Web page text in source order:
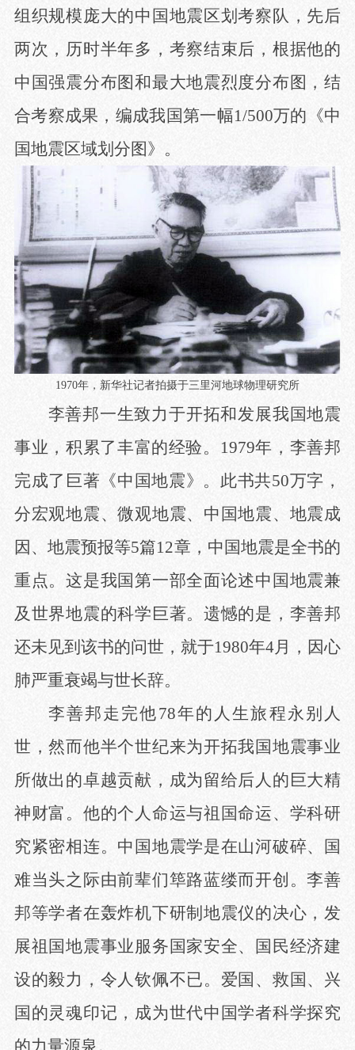
组织规模庞大的中国地震区划考察队，先后
两次，历时半年多，考察结束后，根据他的
中国强震分布图和最大地震烈度分布图，结
合考察成果，编成我国第一幅1/500万的《中
国地震区域划分图》。
1970年，新华社记者拍摄于三里河地球物理研究所
李善邦一生致力于开拓和发展我国地震
事业，积累了丰富的经验。 1979年，李善邦
完成了巨著《中国地震》。此书共50万字，
分宏观地震、微观地震、中国地震、地震成
因、地震预报等5篇12章，中国地震是全书的
重点。这是我国第一部全面论述中国地震兼
及世界地震的科学巨著。遗憾的是，李善邦
还未见到该书的问世，就于1980年4月，因心
肺严重衰竭与世长辞。
李善邦走完他78年的人生旅程永别人
世，然而他半个世纪来为开拓我国地震事业
所做出的卓越贡献 ， 成为留给后人的巨大精
神财富。他的个人命运与祖国命运、学科研
究紧密相连。中国地震学是在山河破碎、国
难当头之际由前辈们筚路蓝缕而开创。李善
邦等学者在轰炸机下研制地震仪的决心 ，发
展祖国地震事业服务国家安全、国民经济建
设的毅力 ， 令人钦佩不已。爱国、救国、兴
国的灵魂印记，成为世代中国学者科学探究